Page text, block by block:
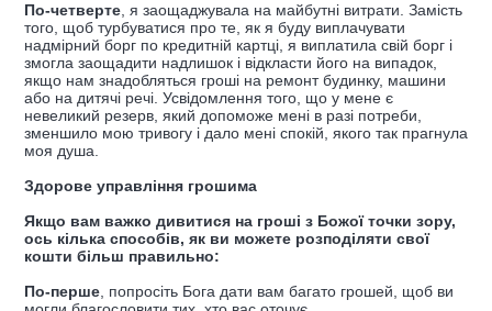
По-четверте , я заощаджувала на майбутні витрати. Замість
того, щоб турбуватися про те, як я буду виплачувати
надмірний борг по кредитній картці, я виплатила свій борг і
змогла заощадити надлишок і відкласти його на випадок,
якщо нам знадобляться гроші на ремонт будинку, машини
або на дитячі речі. Усвідомлення того, що у мене є
невеликий резерв, який допоможе мені в разі потреби,
зменшило мою тривогу і дало мені спокій, якого так прагнула
моя душа.
Здорове управління грошима
Якщо вам важко дивитися на гроші з Божої точки зору,
ось кілька способів, як ви можете розподіляти свої
кошти більш правильно:
По-перше , попросіть Бога дати вам багато грошей, щоб ви